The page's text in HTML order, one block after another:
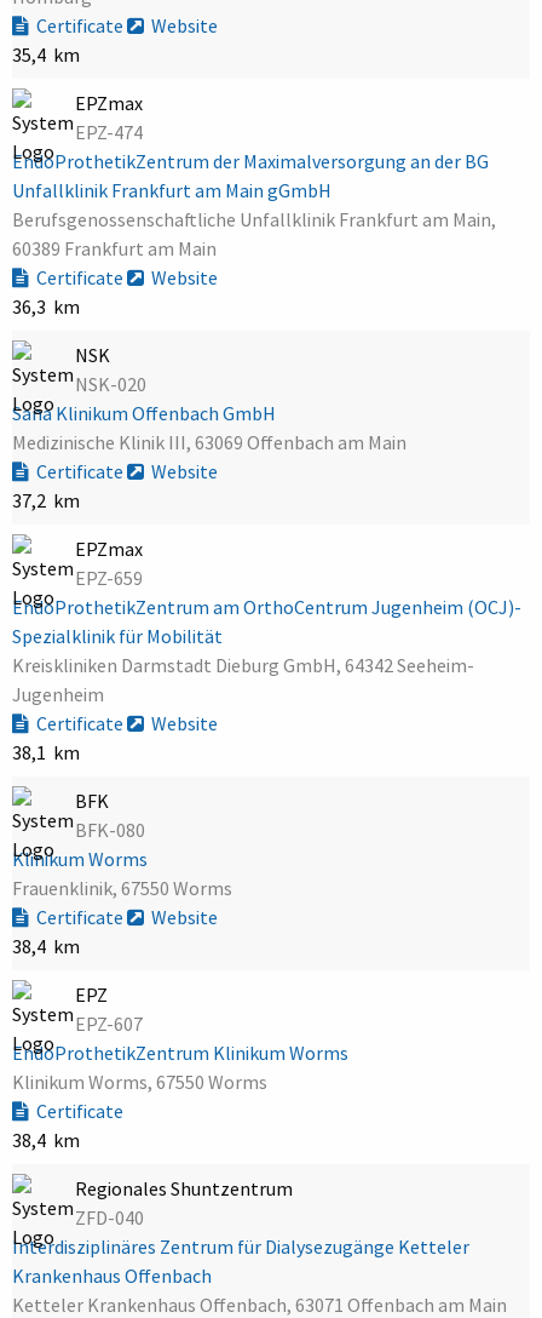
Certificate
Website
35,4 km
EPZmax
EPZ-474
EndoProthetikZentrum der Maximalversorgung an der BG
Unfallklinik Frankfurt am Main gGmbH
Berufsgenossenschaftliche Unfallklinik Frankfurt am Main,
60389 Frankfurt am Main
Certificate
Website
36,3 km
NSK
NSK-020
Sana Klinikum Offenbach GmbH
Medizinische Klinik III, 63069 Offenbach am Main
Certificate
Website
37,2 km
EPZmax
EPZ-659
EndoProthetikZentrum am OrthoCentrum Jugenheim (OCJ)-
Spezialklinik für Mobilität
Kreiskliniken Darmstadt Dieburg GmbH, 64342 Seeheim-
Jugenheim
Certificate
Website
38,1 km
BFK
BFK-080
Klinikum Worms
Frauenklinik, 67550 Worms
Certificate
Website
38,4 km
EPZ
EPZ-607
EndoProthetikZentrum Klinikum Worms
Klinikum Worms, 67550 Worms
Certificate
38,4 km
Regionales Shuntzentrum
ZFD-040
Interdisziplinäres Zentrum für Dialysezugänge Ketteler
Krankenhaus Offenbach
Ketteler Krankenhaus Offenbach, 63071 Offenbach am Main